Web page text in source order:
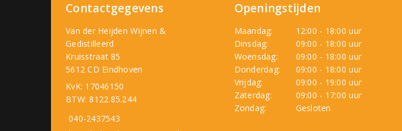
Contactgegevens
Van der Heijden Wijnen &
Gedistilleerd
Kruisstraat 85
5612 CD Eindhoven
KvK: 17046150
BTW: 8122.85.244
040-2437543
Openingstijden
Maandag:
12:00 - 18:00 uur
Dinsdag:
09:00 - 18:00 uur
Woensdag:
09:00 - 18:00 uur
Donderdag:
09:00 - 18:00 uur
Vrijdag:
09:00 - 19:00 uur
Zaterdag:
09:00 - 17:00 uur
Zondag:
Gesloten